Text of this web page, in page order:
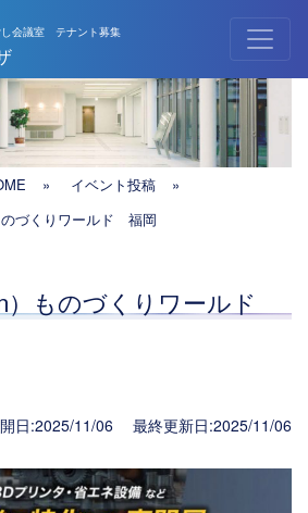
ション
会議室 テナント募集
» イベント投稿
»
のづくりワールド 福岡
）ものづくりワールド
日:2025/11/06 最終更新日:2025/11/06